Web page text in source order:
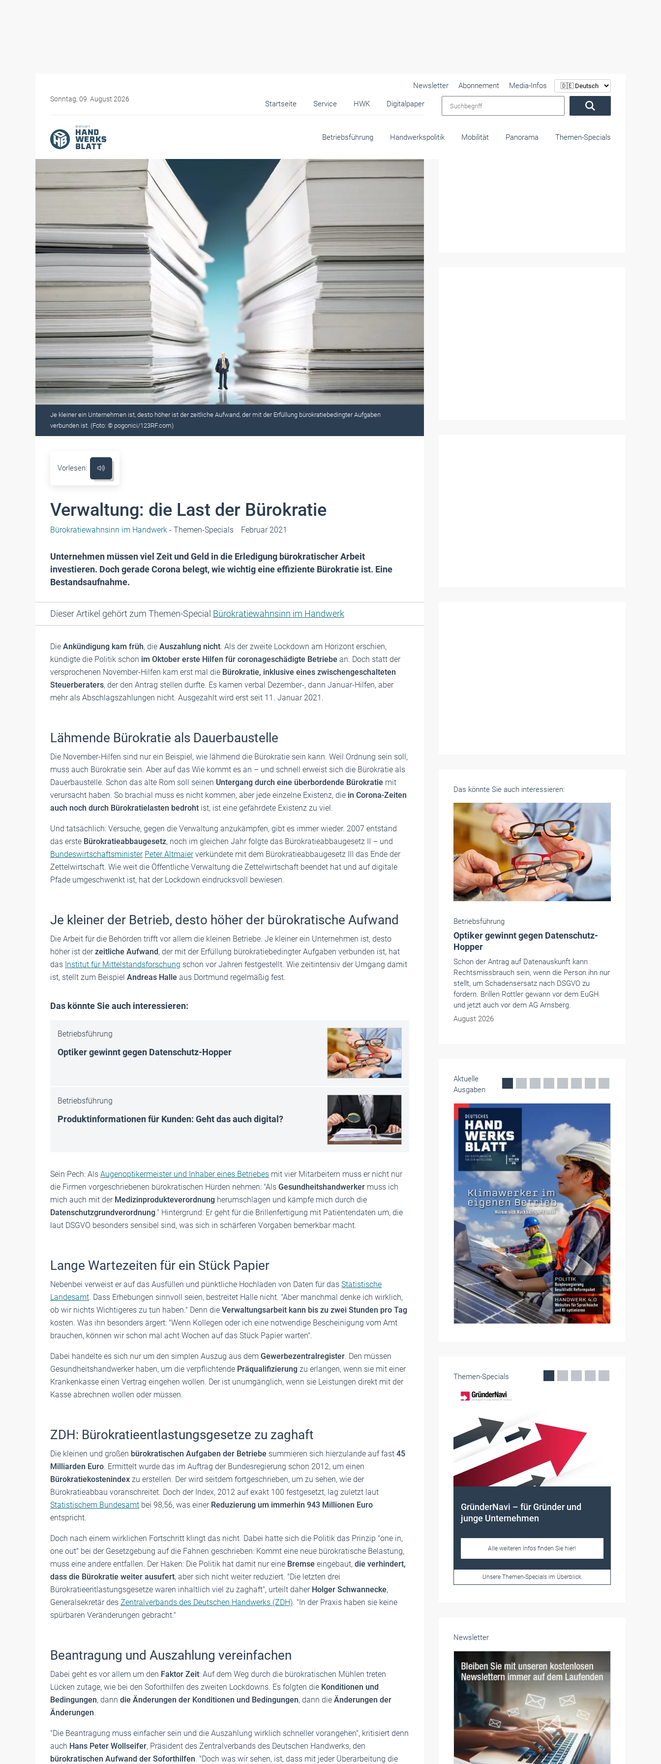
Sonntag, 09. August 2026
Startseite Service HWK Digitalpaper
Newsletter Abonnement
Media-Infos
Betriebsführung Handwerkspolitik Mobilität Panorama Themen-Specials
Je kleiner ein Unternehmen ist, desto höher ist der zeitliche Aufwand, der mit der Erfüllung bürokratiebedingter Aufgaben
verbunden ist. (Foto: © pogonici/123RF.com)
Vorlesen:
Verwaltung: die Last der Bürokratie
Bürokratiewahnsinn im Handwerk - Themen-Specials Februar 2021
Unternehmen müssen viel Zeit und Geld in die Erledigung bürokratischer Arbeit
investieren. Doch gerade Corona belegt, wie wichtig eine effiziente Bürokratie ist. Eine
Bestandsaufnahme.
Dieser Artikel gehört zum Themen-Special Bürokratiewahnsinn im Handwerk
Die Ankündigung kam früh, die Auszahlung nicht. Als der zweite Lockdown am Horizont erschien,
kündigte die Politik schon im Oktober erste Hilfen für coronageschädigte Betriebe an. Doch statt der
versprochenen November-Hilfen kam erst mal die Bürokratie, inklusive eines zwischengeschalteten
Steuerberaters, der den Antrag stellen durfte. Es kamen verbal Dezember-, dann Januar-Hilfen, aber
mehr als Abschlagszahlungen nicht. Ausgezahlt wird erst seit 11. Januar 2021.
Lähmende Bürokratie als Dauerbaustelle
Die November-Hilfen sind nur ein Beispiel, wie lähmend die Bürokratie sein kann. Weil Ordnung sein soll,
muss auch Bürokratie sein. Aber auf das Wie kommt es an – und schnell erweist sich die Bürokratie als
Dauerbaustelle. Schon das alte Rom soll seinen Untergang durch eine überbordende Bürokratie mit
verursacht haben. So brachial muss es nicht kommen, aber jede einzelne Existenz, die in Corona-Zeiten
auch noch durch Bürokratielasten bedroht ist, ist eine gefährdete Existenz zu viel.
Und tatsächlich: Versuche, gegen die Verwaltung anzukämpfen, gibt es immer wieder. 2007 entstand
das erste Bürokratieabbaugesetz, noch im gleichen Jahr folgte das Bürokratieabbaugesetz II – und
Bundeswirtschaftsminister Peter Altmaierverkündete mit dem Bürokratieabbaugesetz III das Ende der
Zettelwirtschaft. Wie weit die Öffentliche Verwaltung die Zettelwirtschaft beendet hat und auf digitale
Pfade umgeschwenkt ist, hat der Lockdown eindrucksvoll bewiesen.
Je kleiner der Betrieb, desto höher der bürokratische Aufwand
Die Arbeit für die Behörden trifft vor allem die kleinen Betriebe. Je kleiner ein Unternehmen ist, desto
höher ist derzeitliche Aufwand, der mit der Erfüllung bürokratiebedingter Aufgaben verbunden ist, hat
das Institut für Mittelstandsforschung schon vor Jahren festgestellt. Wie zeitintensiv der Umgang damit
ist, stellt zum Beispiel Andreas Halle aus Dortmund regelmäßig fest.
Das könnte Sie auch interessieren:
Betriebsführung
Optiker gewinnt gegen Datenschutz-Hop­per
Betriebsführung
Produktinformationen für Kunden: Geht das auch digital?
Sein Pech: Als Augenoptikermeister und Inhaber eines Betriebes mit vier Mitarbeitern muss er nicht nur
die Firmen vorgeschriebenen bürokratischen Hürden nehmen: "Als Gesundheitshandwerker muss ich
mich auch mit der Medizinprodukteverordnung herumschlagen und kämpfe mich durch die
Datenschutzgrundverordnung." Hintergrund: Er geht für die Brillenfertigung mit Patientendaten um, die
laut DSGVO besonders sensibel sind, was sich in schärferen Vorgaben bemerkbar macht.
Lange Wartezeiten für ein Stück Papier
Nebenbei verweist er auf das Ausfüllen und pünktliche Hochladen von Daten für das Statistische
Landesamt. Dass Erhebungen sinnvoll seien, bestreitet Halle nicht. "Aber manchmal denke ich wirklich,
ob wir nichts Wichtigeres zu tun haben." Denn die Verwaltungsarbeit kann bis zu zwei Stunden pro Tag
kosten. Was ihn besonders ärgert: "Wenn Kollegen oder ich eine notwendige Bescheinigung vom Amt
brauchen, können wir schon mal acht Wochen auf das Stück Papier warten".
Dabei handelte es sich nur um den simplen Auszug aus dem Gewerbezentralregister. Den müssen
Gesundheitshandwerker haben, um die verpflichtende Präqualifizierung zu erlangen, wenn sie mit einer
Krankenkasse einen Vertrag eingehen wollen. Der ist unumgänglich, wenn sie Leistungen direkt mit der
Kasse abrechnen wollen oder müssen.
ZDH: Bürokratieentlastungsgesetze zu zaghaft
Die kleinen und großen bürokratischen Aufgaben der Betriebe summieren sich hierzulande auf fast 45
Milliarden Euro. Ermittelt wurde das im Auftrag der Bundesregierung schon 2012, um einen
Bürokratiekostenindex zu erstellen. Der wird seitdem fortgeschrieben, um zu sehen, wie der
Bürokratieabbau voranschreitet. Doch der Index, 2012 auf exakt 100 festgesetzt, lag zuletzt laut
Statistischem Bundesamt bei 98,56, was einer Reduzierung um immerhin 943 Millionen Euro
entspricht.
Doch nach einem wirklichen Fortschritt klingt das nicht. Dabei hatte sich die Politik das Prinzip "one in,
one out" bei der Gesetzgebung auf die Fahnen geschrieben: Kommt eine neue bürokratische Belastung,
muss eine andere entfallen. Der Haken: Die Politik hat damit nur eine Bremse eingebaut, die verhindert,
dass die Bürokratie weiter ausufert, aber sich nicht weiter reduziert. "Die letzten drei
Bürokratieentlastungsgesetze waren inhaltlich viel zu zaghaft", urteilt daher Holger Schwannecke,
Generalsekretär des Zentralverbands des Deutschen Handwerks (ZDH). "In der Praxis haben sie keine
spürbaren Veränderungen gebracht."
Beantragung und Auszahlung vereinfachen
Dabei geht es vor allem um den Faktor Zeit: Auf dem Weg durch die bürokratischen Mühlen treten
Lücken zutage, wie bei den Soforthilfen des zweiten Lockdowns. Es folgten die Konditionen und
Bedingungen, dann die Änderungen der Konditionen und Bedingungen, dann die Änderungen der
Änderungen.
"Die Beantragung muss einfacher sein und die Auszahlung wirklich schneller vorangehen", kritisiert denn
auch Hans Peter Wollseifer, Präsident des Zentralverbands des Deutschen Handwerks, den
bürokratischen Aufwand der Soforthilfen. "Doch was wir sehen, ist, dass mit jeder Überarbeitung die
Das könnte Sie auch interessieren:
Betriebsführung
Produktinformationen für Kunden: Geht
das auch digital?
Gesundheitshandwerker wie etwa Optiker
müssen Produktinformationen derzeit noch in
Papierform an Kunden ausgeben. Der ZVA
bestätigt: Eine rein digitale Version reicht laut
aktueller Gesetzeslage nicht aus.
August 2026
Aktuelle
Ausgaben
Themen-Specials
Frauen im Handwerk
Unsere Themen-Specials im Überblick
Newsletter